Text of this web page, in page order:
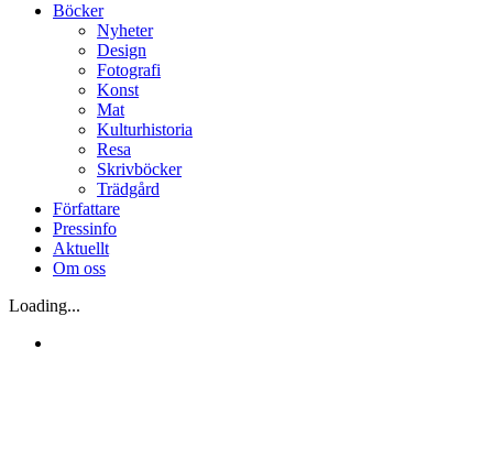
Böcker
Nyheter
Design
Fotografi
Konst
Mat
Kulturhistoria
Resa
Skrivböcker
Trädgård
Författare
Pressinfo
Aktuellt
Om oss
Loading...